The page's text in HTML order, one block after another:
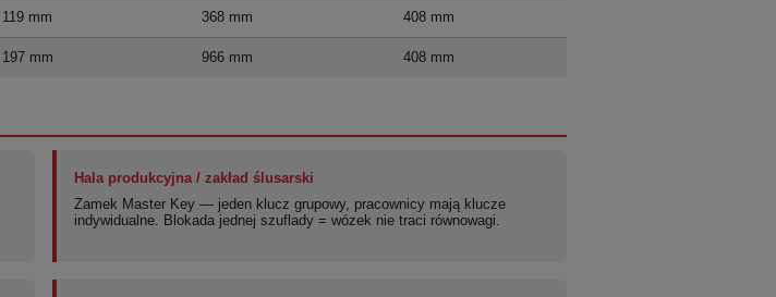
119 mm 368 mm 408 mm
197 mm 966 mm 408 mm
Hala produkcyjna / zakład ślusarski
Zamek Master Key — jeden klucz grupowy, pracownicy mają klucze
indywidualne. Blokada jednej szuflady = wózek nie traci równowagi.